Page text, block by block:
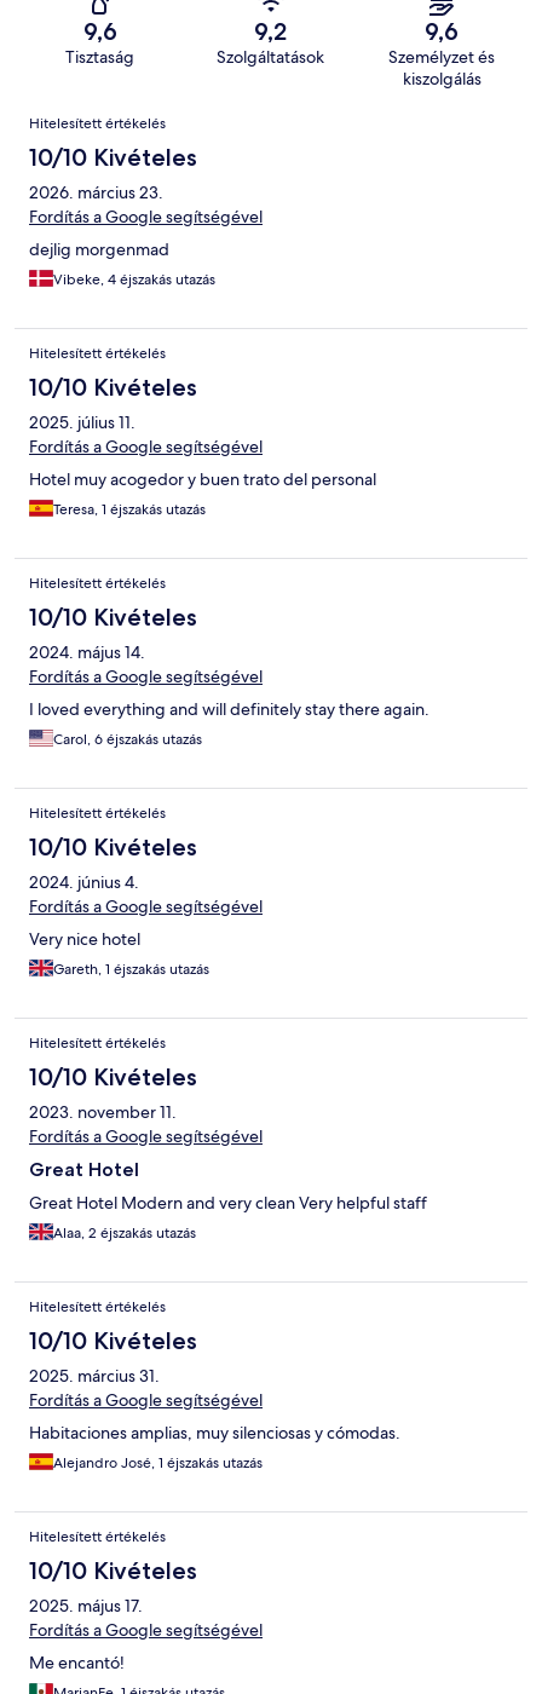
9,6
Tisztaság
9,2
Szolgáltatások
9,6
Személyzet és
kiszolgálás
Értékelések
Hitelesített értékelés
10/10 Kivételes
2026. március 23.
Fordítás a Google segítségével
dejlig morgenmad
Vibeke, 4 éjszakás utazás
Hitelesített értékelés
10/10 Kivételes
2025. július 11.
Fordítás a Google segítségével
Hotel muy acogedor y buen trato del personal
Teresa, 1 éjszakás utazás
Hitelesített értékelés
10/10 Kivételes
2024. május 14.
Fordítás a Google segítségével
I loved everything and will definitely stay there again.
Carol, 6 éjszakás utazás
Hitelesített értékelés
10/10 Kivételes
2024. június 4.
Fordítás a Google segítségével
Very nice hotel
Gareth, 1 éjszakás utazás
Hitelesített értékelés
10/10 Kivételes
2023. november 11.
Fordítás a Google segítségével
Great Hotel
Great Hotel Modern and very clean Very helpful staff
Alaa, 2 éjszakás utazás
Hitelesített értékelés
10/10 Kivételes
2025. március 31.
Fordítás a Google segítségével
Habitaciones amplias, muy silenciosas y cómodas.
Alejandro José, 1 éjszakás utazás
Hitelesített értékelés
10/10 Kivételes
2025. május 17.
Fordítás a Google segítségével
Me encantó!